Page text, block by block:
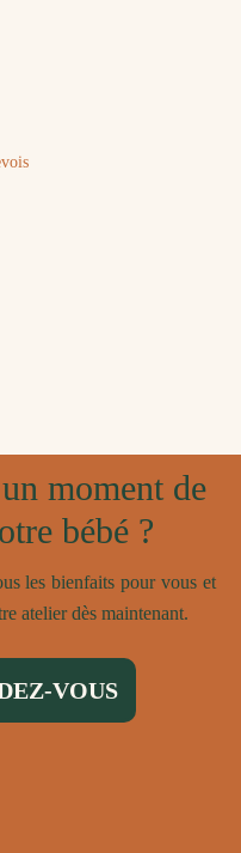
moment de
bébé ?
les bienfaits pour vous et
atelier dès maintenant.
VOUS